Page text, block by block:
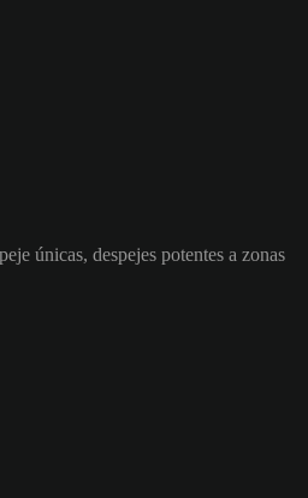
únicas, despejes potentes a zonas